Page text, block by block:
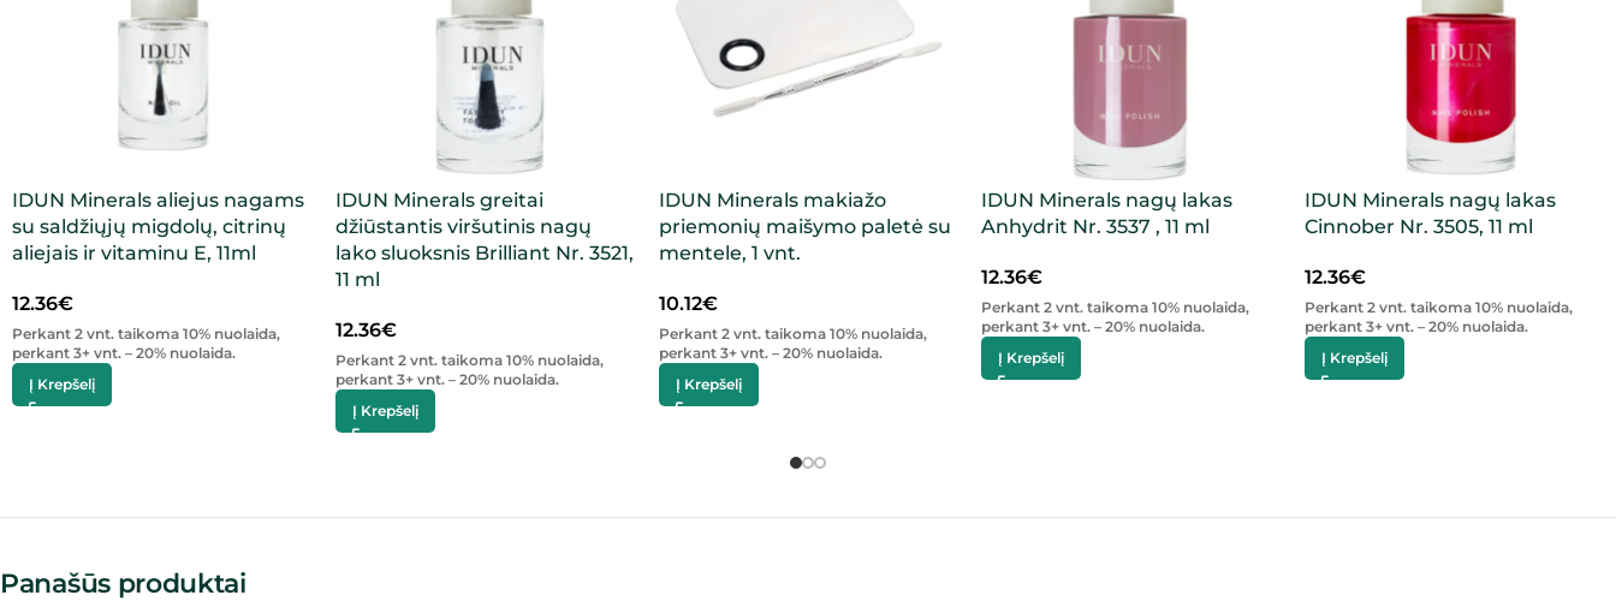
IDUN Minerals aliejus nagams
su saldžiųjų migdolų, citrinų
aliejais ir vitaminu E, 11ml
12.36€
Perkant 2 vnt. taikoma 10% nuolaida,
perkant 3+ vnt. – 20% nuolaida.
Į Krepšelį
IDUN Minerals greitai
džiūstantis viršutinis nagų
lako sluoksnis Brilliant Nr. 3521,
11 ml
12.36€
Perkant 2 vnt. taikoma 10% nuolaida,
perkant 3+ vnt. – 20% nuolaida.
Į Krepšelį
IDUN Minerals makiažo
priemonių maišymo paletė su
mentele, 1 vnt.
10.12€
Perkant 2 vnt. taikoma 10% nuolaida,
perkant 3+ vnt. – 20% nuolaida.
Į Krepšelį
IDUN Minerals nagų lakas
Anhydrit Nr. 3537 , 11 ml
12.36€
Perkant 2 vnt. taikoma 10% nuolaida,
perkant 3+ vnt. – 20% nuolaida.
Į Krepšelį
IDUN Minerals nagų lakas
Cinnober Nr. 3505, 11 ml
12.36€
Perkant 2 vnt. taikoma 10% nuolaida,
perkant 3+ vnt. – 20% nuolaida.
Į Krepšelį
Panašūs produktai